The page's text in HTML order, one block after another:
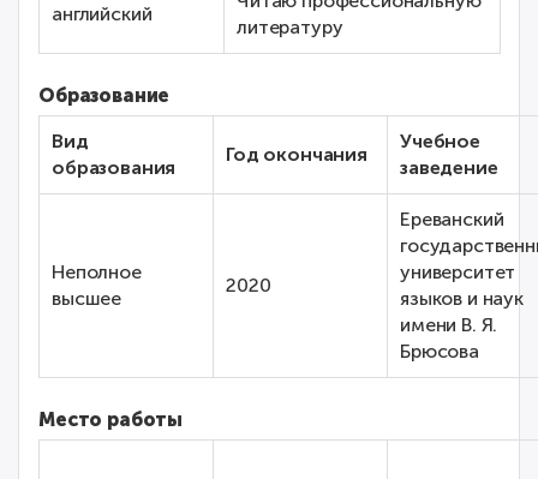
английский
литературу
Образование
Вид
образования
Год окончания
Учебное
заведение
Неполное
высшее
2020
Ереванский
университет
языков и наук
имени В. Я.
Брюсова
Место работы